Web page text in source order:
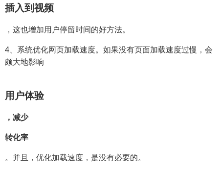
插入到视频
，这也增加用户停留时间的好方法。
4、系统优化网页加载速度。如果没有页面加载速度过慢，会
颇大地影响
用户体验
，减少
转化率
。并且，优化加载速度，是没有必要的。